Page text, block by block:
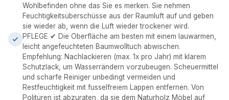
Wohlbefinden ohne das Sie es merken. Sie nehmen
Feuchtigkeitsüberschüsse aus der Raumluft auf und geben
sie wieder ab, wenn die Luft wieder trockener wird.
PFLEGE ✔ Die Oberfläche am besten mit einem lauwarmen,
leicht angefeuchteten Baumwolltuch abwischen.
Empfehlung: Nachlackieren (max. 1x pro Jahr) mit klarem
Schutzlack, um Wasserrändern vorzubeugen. Scheuermittel
und scharfe Reiniger unbedingt vermeiden und
Restfeuchtigkeit mit fusselfreiem Lappen entfernen. Von
Polituren ist abzuraten, da sie dem Naturholz Möbel auf